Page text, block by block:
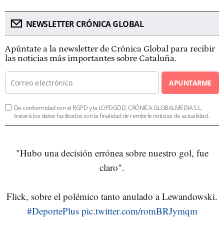
NEWSLETTER CRÓNICA GLOBAL
Apúntate a la newsletter de Crónica Global para recibir
las noticias más importantes sobre Cataluña.
APUNTARME
De conformidad con el RGPD y la LOPDGDD, CRÓNICA GLOBALMEDIA S.L.
tratará los datos facilitados con la finalidad de remitirle noticias de actualidad.
"Hubo una decisión errónea sobre nuestro gol, fue
claro".
Flick, sobre el polémico tanto anulado a Lewandowski.
#DeportePlus pic.twitter.com/romBRJymqm